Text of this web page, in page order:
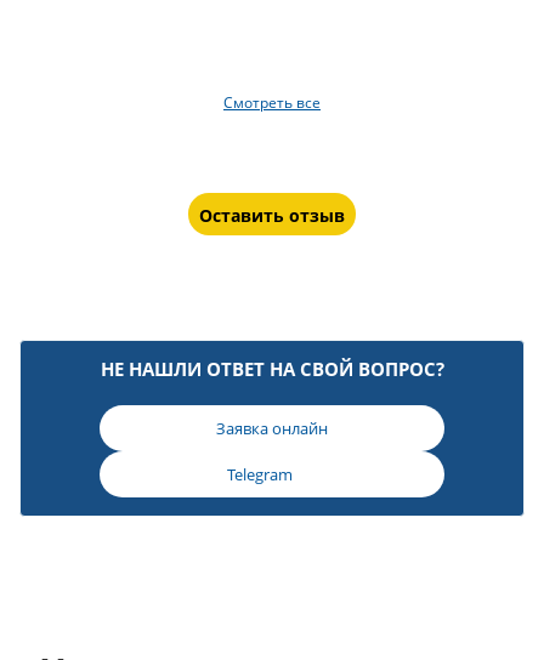
Смотреть все
Оставить отзыв
НЕ НАШЛИ ОТВЕТ НА СВОЙ ВОПРОС?
Заявка онлайн
Telegram